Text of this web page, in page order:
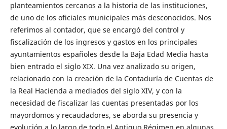
planteamientos cercanos a la historia de las instituciones,
de uno de los oficiales municipales más desconocidos. Nos
referimos al contador, que se encargó del control y
fiscalización de los ingresos y gastos en los principales
ayuntamientos españoles desde la Baja Edad Media hasta
bien entrado el siglo XIX. Una vez analizado su origen,
relacionado con la creación de la Contaduría de Cuentas de
la Real Hacienda a mediados del siglo XIV, y con la
necesidad de fiscalizar las cuentas presentadas por los
mayordomos y recaudadores, se aborda su presencia y